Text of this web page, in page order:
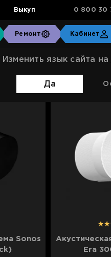
Выкуп 0 800 30
Ремонт Кабинет
Изменить язык сайта на
Да
Sonos
Era